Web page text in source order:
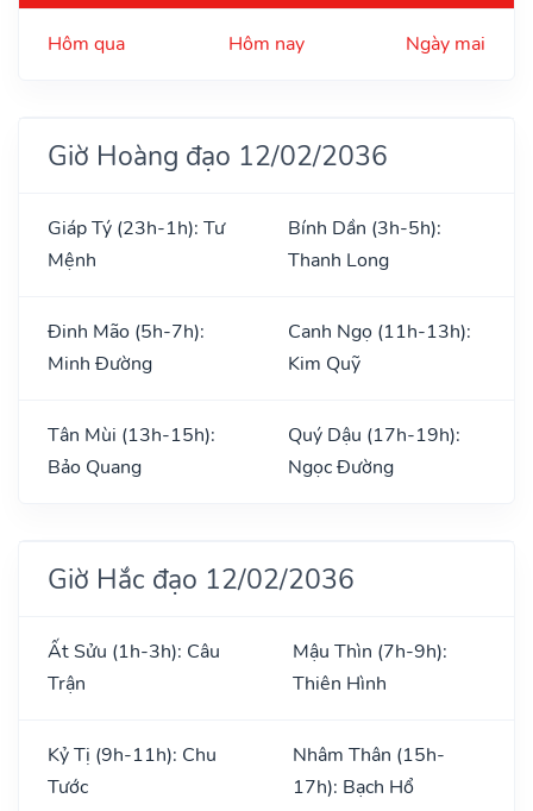
Hôm qua Hôm nay Ngày mai
Giờ Hoàng đạo 12/02/2036
Giáp Tý (23h-1h): Tư
Mệnh
Bính Dần (3h-5h):
Thanh Long
Đinh Mão (5h-7h):
Minh Đường
Canh Ngọ (11h-13h):
Kim Quỹ
Tân Mùi (13h-15h):
Bảo Quang
Quý Dậu (17h-19h):
Ngọc Đường
Giờ Hắc đạo 12/02/2036
Ất Sửu (1h-3h): Câu
Trận
Mậu Thìn (7h-9h):
Thiên Hình
Kỷ Tị (9h-11h): Chu
Tước
Nhâm Thân (15h-
17h): Bạch Hổ